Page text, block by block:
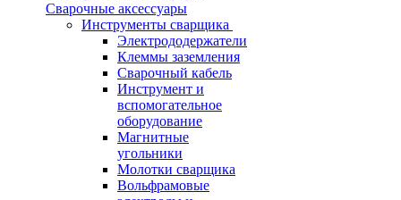
Сварочные аксессуары
Инструменты сварщика
Электрододержатели
Клеммы заземления
Сварочный кабель
Инструмент и
вспомогательное
оборудование
Магнитные
угольники
Молотки сварщика
Вольфрамовые